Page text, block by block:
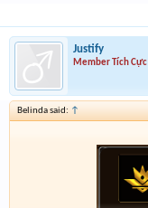
Justify
Member Tích Cực
Belinda said: ↑